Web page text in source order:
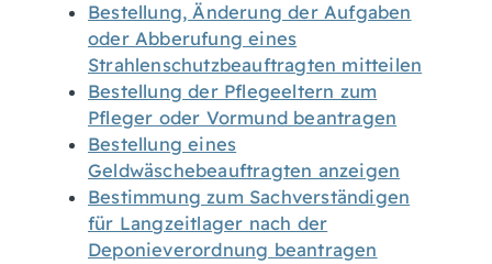
Bestellung, Änderung der Aufgaben
oder Abberufung eines
Strahlenschutzbeauftragten mitteilen
Bestellung der Pflegeeltern zum
Pfleger oder Vormund beantragen
Bestellung eines
Geldwäschebeauftragten anzeigen
Bestimmung zum Sachverständigen
für Langzeitlager nach der
Deponieverordnung beantragen